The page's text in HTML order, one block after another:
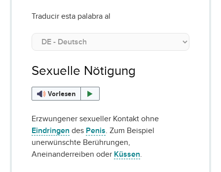
Traducir esta palabra al
Sexuelle Nötigung
Vorlesen
Erzwungener sexueller Kontakt ohne
Eindringen des Penis. Zum Beispiel
unerwünschte Berührungen,
Aneinanderreiben oder Küssen.